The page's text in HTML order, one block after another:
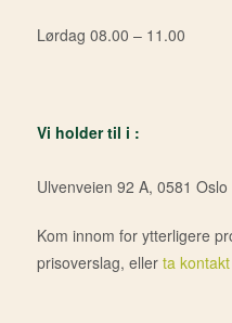
Lørdag 08.00 – 11.00
Vi holder til i :
Ulvenveien 92 A, 0581 Oslo
Kom innom for ytterligere
prisoverslag, eller ta kontakt